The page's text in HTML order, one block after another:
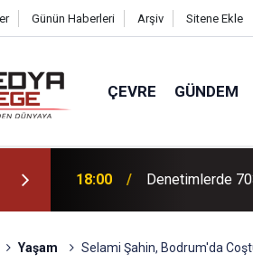
Günün Haberleri Arşiv Sitene Ekle
ÇEVRE GÜNDEM
sürüyor 18:00 Denetimlerde
Yaşam Selami Şahin, Bodrum'da